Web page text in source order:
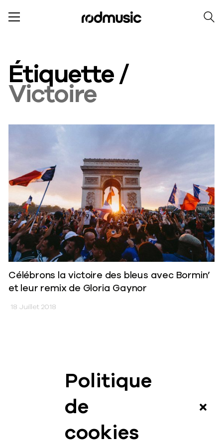
Politique
de
cookies
Étiquette /
Victoire
Célébrons la victoire des bleus avec Bormin’
et leur remix de Gloria Gaynor
18 Juillet 2018
Interview